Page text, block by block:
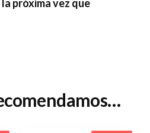
próxima vez que